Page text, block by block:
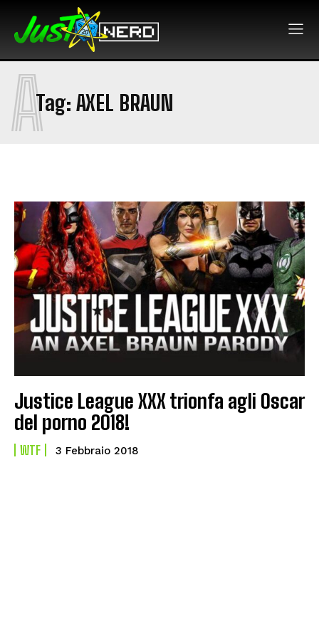
Tag: AXEL BRAUN
A
Justice League XXX trionfa agli Oscar
del porno 2018!
WTF 3 Febbraio 2018